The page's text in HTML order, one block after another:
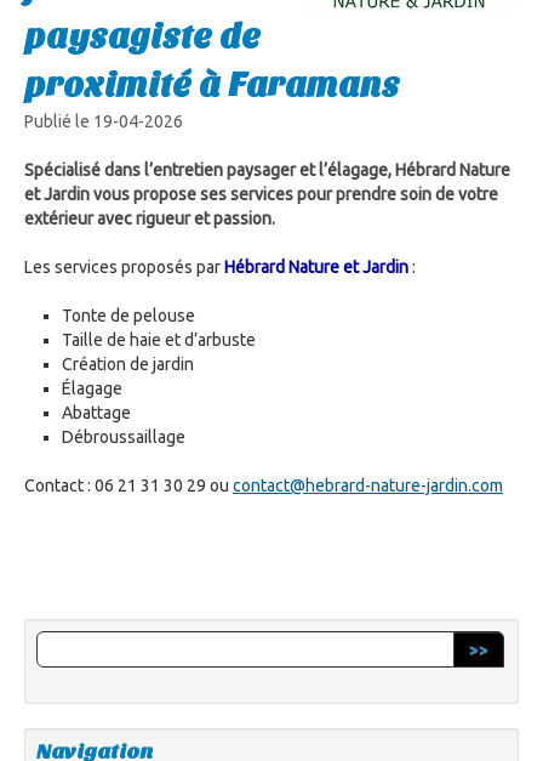
paysagiste de
proximité à Faramans
Publié le 19-04-2026
Spécialisé dans l’entretien paysager et l’élagage, Hébrard Nature
et Jardin vous propose ses services pour prendre soin de votre
extérieur avec rigueur et passion.
Les services proposés parHébrard Nature et Jardin:
Tonte de pelouse
Taille de haie et d’arbuste
Création de jardin
Élagage
Abattage
Débroussaillage
Contact : 06 21 31 30 29 ou contact@hebrard-nature-jardin.com
>>
Navigation